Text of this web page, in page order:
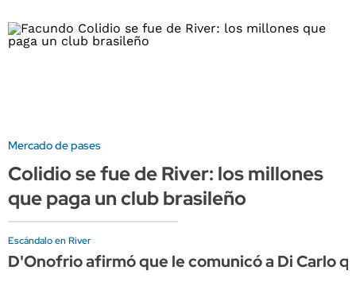
Mercado de pases
Colidio se fue de River: los millones
que paga un club brasileño
Escándalo en River
D'Onofrio afirmó que le comunicó a Di Carlo